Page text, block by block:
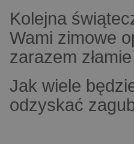
Kolejna
Wami zimowe
zarazem
Jak wiele
odzyskać